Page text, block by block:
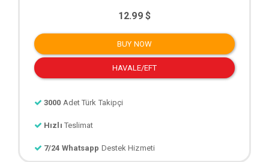
12.99 $
BUY NOW
HAVALE/EFT
3000 Adet Türk Takipçi
Hızlı Teslimat
7/24 Whatsapp Destek Hizmeti